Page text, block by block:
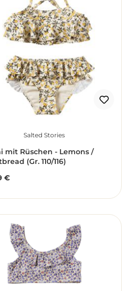
Salted Stories
mit Rüschen - Lemons /
(Gr. 110/116)
Preis:
€